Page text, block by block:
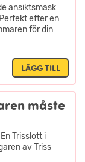
ansiktsmask
efter en
för din
LÄGG TILL
måste
Trisslott i
av Triss